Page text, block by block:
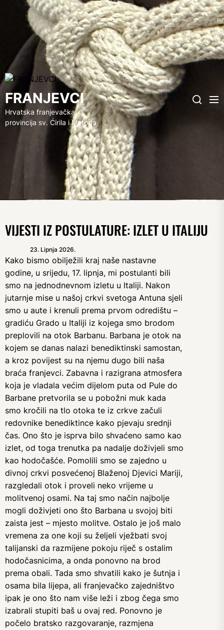
FRANJEVCI
FRANJEVCI
Hrvatska franjevačka
provincija sv. Ćirila i Metoda
Search
VIJESTI IZ POSTULATURE: IZLET U ITALIJU
23. Lipnja 2026.
Kako bismo obilježili kraj naše nastavne
godine, u srijedu, 17. lipnja, mi postulanti bili
smo na jednodnevnom izletu u Italiji. Nakon
jutarnje mise u našoj crkvi svetoga Antuna sjeli
smo u aute i krenuli prema prvom odredištu –
gradiću Grado u Italiji iz kojega smo brodom
preplovili na otok Barbanu. Barbana je otok na
kojem se danas nalazi benediktinski samostan,
a kroz povijest su na njemu dugo bili naša
braća franjevci. Zabavna i razigrana atmosfera
koja je vladala većim dijelom puta od Pule do
Barbane pretvorila se u pobožni muk kada
smo kročili na tlo otoka te iz crkve začuli
redovnike benediktince kako pjevaju srednji
čas. Ono što je isprva bilo shvaćeno samo kao
izlet, od toga trenutka pa nadalje doživjeli smo
kao hodočašće. Pomolili smo se zajedno u
divnoj crkvi posvećenoj Blaženoj Djevici Mariji,
razgledali otok i proveli neko vrijeme u
molitvenoj osami. Na taj smo način najbolje
mogli doživjeti ono što Barbana u svojoj biti
zaista jest – mjesto molitve. Ostalo je još malo
vremena za one koji su željeli vježbati svoj
talijanski da razmijene pokoju riječ s ostalim
hodočasnicima, a onda ponovno na brod
prema obali. Tada smo shvatili kako je šutnja i
osama bila lijepa, ali franjevačko zajedništvo
ipak je ono što nam više leži i zbog čega smo
izabrali stupiti baš u ovaj red. Ponovno je
počelo bratsko razgovaranje, razmjena